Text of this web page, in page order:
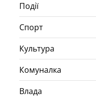
Події
Спорт
Культура
Комуналка
Влада